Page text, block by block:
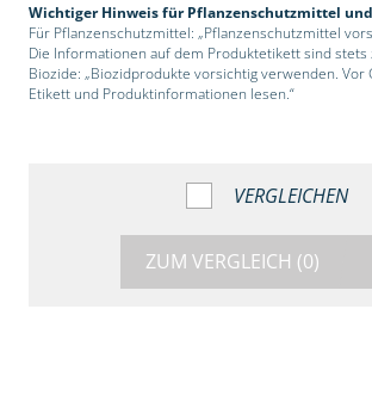
Wichtiger Hinweis für Pflanzenschutzmittel
Für Pflanzenschutzmittel: „Pflanzenschutzmittel
Die Informationen auf dem Produktetikett sind stets
Biozide: „Biozidprodukte vorsichtig verwenden. Vor
Etikett und Produktinformationen lesen.“
VERGLEICHEN
ZUM VERGLEICH (0)